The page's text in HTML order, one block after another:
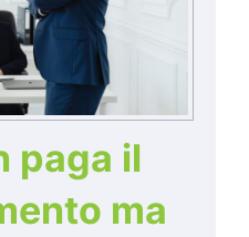
paga il
ma